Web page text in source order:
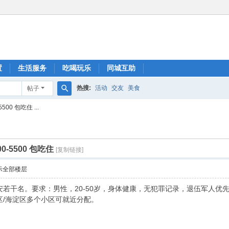
生活服务 吃喝玩乐 同城互助
帖子 热搜: 活动 交友 美食
包吃住 ...
5500 包吃住 [复制链接]
全部楼层
干名。要求：男性，20-50岁，身体健康，无犯罪记录，退伍军人优
淀区多个小区可就近分配。